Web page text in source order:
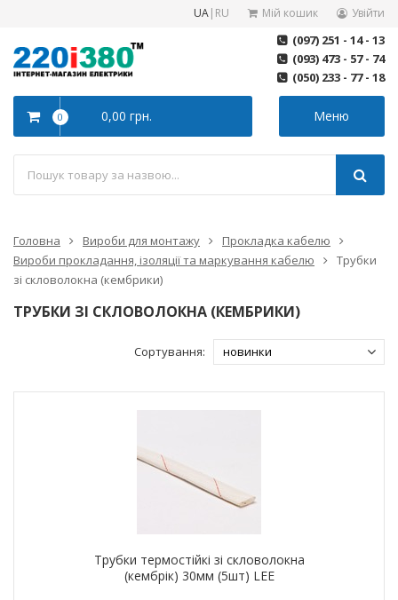
UA| RU Мій кошик Увійти
(097) 251 - 14 - 13
(093) 473 - 57 - 74
(050) 233 - 77 - 18
Меню
0 0,00 грн.
Головна Вироби для монтажу
Прокладка кабелю
Вироби прокладання, iзоляції та маркування кабелю
Трубки
зі скловолокна (кембрики)
ТРУБКИ ЗІ СКЛОВОЛОКНА (КЕМБРИКИ)
Сортування:
Трубки термостійкі зі скловолокна
(кембрік) 30мм (5шт) LEE